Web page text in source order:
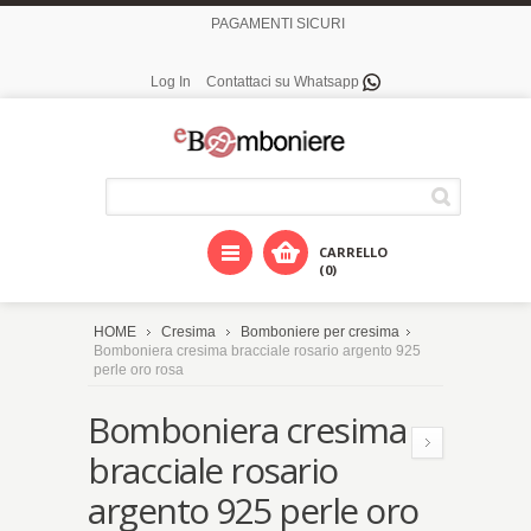
PAGAMENTI SICURI
Log In Contattaci su Whatsapp
CARRELLO
(0)
HOME Cresima
Bomboniere per cresima
Bomboniera cresima bracciale rosario argento 925
perle oro rosa
Bomboniera cresima
bracciale rosario
argento 925 perle oro